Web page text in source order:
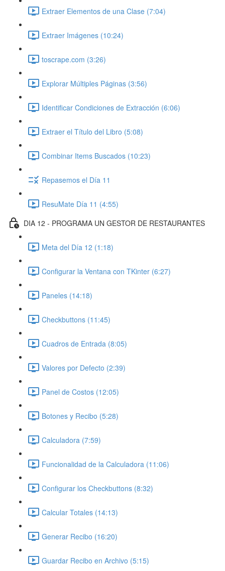
Extraer Elementos de una Clase (7:04)
Extraer Imágenes (10:24)
toscrape.com (3:26)
Explorar Múltiples Páginas (3:56)
Identificar Condiciones de Extracción (6:06)
Extraer el Título del Libro (5:08)
Combinar Items Buscados (10:23)
Repasemos el Día 11
ResuMate Día 11 (4:55)
DIA 12 - PROGRAMA UN GESTOR DE RESTAURANTES
Meta del Día 12 (1:18)
Configurar la Ventana con TKinter (6:27)
Paneles (14:18)
Checkbuttons (11:45)
Cuadros de Entrada (8:05)
Valores por Defecto (2:39)
Panel de Costos (12:05)
Botones y Recibo (5:28)
Calculadora (7:59)
Funcionalidad de la Calculadora (11:06)
Configurar los Checkbuttons (8:32)
Calcular Totales (14:13)
Generar Recibo (16:20)
Guardar Recibo en Archivo (5:15)